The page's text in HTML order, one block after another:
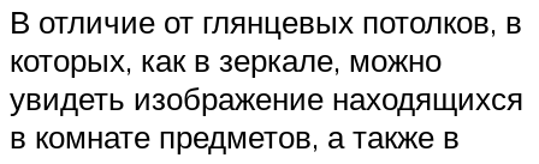
В отличие от глянцевых потолков, в
которых, как в зеркале, можно
увидеть изображение находящихся
в комнате предметов, а также в